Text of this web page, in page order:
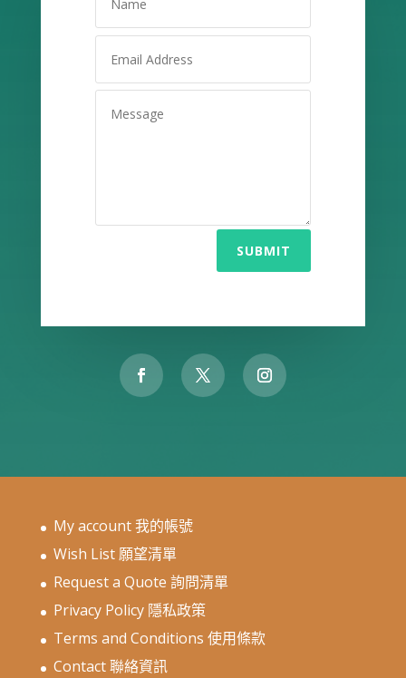
SUBMIT
My account 我的帳號
Wish List 願望清單
Request a Quote 詢問清單
Privacy Policy 隱私政策
Terms and Conditions 使用條款
Contact 聯絡資訊